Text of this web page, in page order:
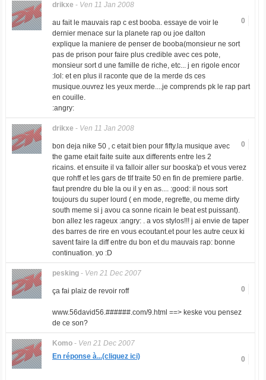
drikxe - Ven 11 Jan 2008
0
au fait le mauvais rap c est booba. essaye de voir le
dernier menace sur la planete rap ou joe dalton
explique la maniere de penser de booba(monsieur ne sort
pas de prison pour faire plus credible avec ces pote,
monsieur sort d une famille de riche, etc... j en rigole encor
:lol: et en plus il raconte que de la merde ds ces
musique.ouvrez les yeux merde....je comprends pk le rap part
en couille.
:angry:
drikxe - Ven 11 Jan 2008
0
bon deja nike 50 , c etait bien pour fifty.la musique avec
the game etait faite suite aux differents entre les 2
ricains. et ensuite il va falloir aller sur booska'p et vous verez
que rohff et les gars de tlf traite 50 en fin de premiere partie.
faut prendre du ble la ou il y en as.... :good: il nous sort
toujours du super lourd ( en mode, regrette, ou meme dirty
south meme si j avou ca sonne ricain le beat est puissant).
bon allez les rageux :angry: . a vos stylos!!! j ai envie de taper
des barres de rire en vous ecoutant.et pour les autre ceux ki
savent faire la diff entre du bon et du mauvais rap: bonne
continuation. yo :D
pesking- Ven 21 Dec 2007
0
ça fai plaiz de revoir roff
www.56david56.######.com/9.html ==> keske vou pensez
de ce son?
Komo- Ven 21 Dec 2007
0
En réponse à...(cliquez ici)